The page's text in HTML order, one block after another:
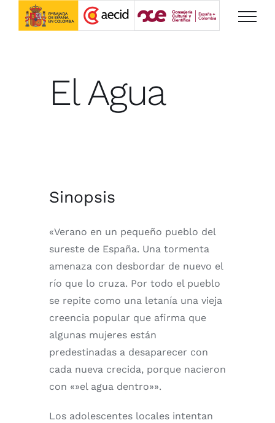
Saltar
El Agua
Sinopsis
«Verano en un pequeño pueblo del
sureste de España. Una tormenta
amenaza con desbordar de nuevo el
río que lo cruza. Por todo el pueblo
se repite como una letanía una vieja
creencia popular que afirma que
algunas mujeres están
predestinadas a desaparecer con
cada nueva crecida, porque nacieron
con «»el agua dentro»».
Los adolescentes locales intentan